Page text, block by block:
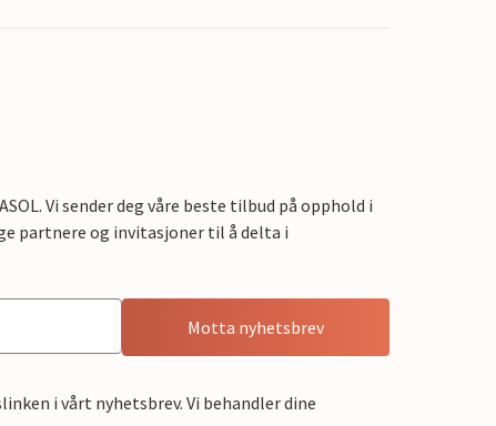
Vi sender deg våre beste tilbud på opphold i
partnere og invitasjoner til å delta i
Motta nyhetsbrev
i vårt nyhetsbrev. Vi behandler dine